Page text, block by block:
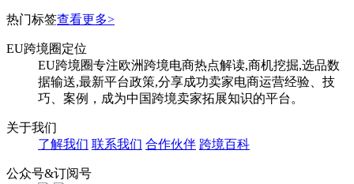
热门标签查看更多>
EU跨境圈定位
EU跨境圈专注欧洲跨境电商热点解读,商机挖掘,选品数
据输送,最新平台政策,分享成功卖家电商运营经验、技
巧、案例，成为中国跨境卖家拓展知识的平台。
关于我们
了解我们 联系我们 合作伙伴 跨境百科
公众号&订阅号